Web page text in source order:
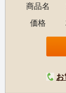
商品名
価格
お